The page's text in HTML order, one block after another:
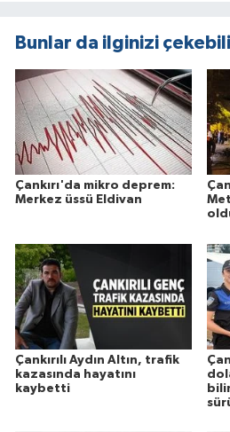
Bunlar da ilginizi
Çankırı'da mikro deprem:
Merkez üssü Eldivan
Çankırılı Aydın Altın, trafik
kazasında hayatını
kaybetti